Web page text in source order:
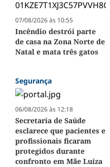
07/08/2026 às 10:55
Incêndio destrói parte
de casa na Zona Norte de
Natal e mata três gatos
Segurança
06/08/2026 às 12:18
Secretaria de Saúde
esclarece que pacientes e
profissionais ficaram
protegidos durante
confronto em Mãe Luíza